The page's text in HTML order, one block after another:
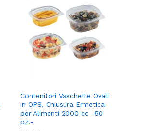
Contenitori Vaschette Ovali
in OPS, Chiusura Ermetica
per Alimenti 2000 cc -50
pz.-